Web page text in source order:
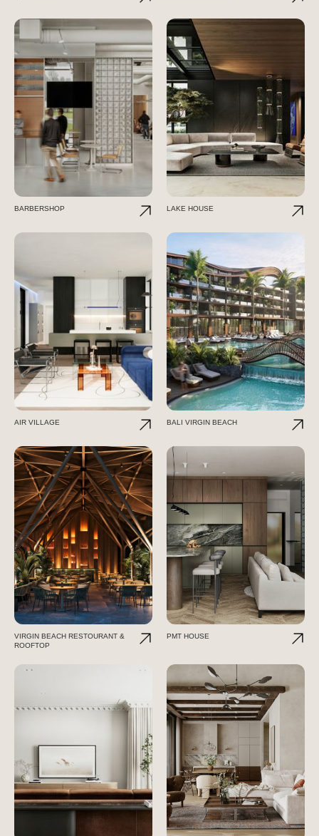
BARBERSHOP LAKE HOUSE
AIR VILLAGE BALI VIRGIN BEACH
VIRGIN BEACH RESTOURANT &
ROOFTOP
PMT HOUSE